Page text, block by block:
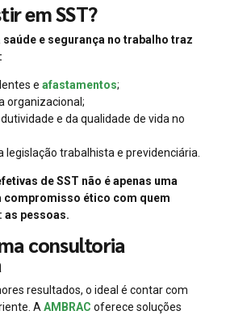
em SST?
e segurança no trabalho traz
e afastamentos;
organizacional;
e da qualidade de vida no
legislação trabalhista e previdenciária.
de SST não é apenas uma
compromisso ético com quem
as pessoas.
consultoria
resultados, o ideal é contar com
A AMBRAC oferece soluções